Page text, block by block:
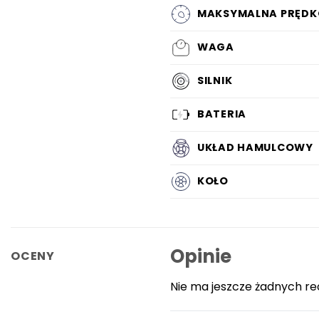
MAKSYMALNA
WAGA
SILNIK
BATERIA
UKŁAD HAMULCOWY
KOŁO
OCENY Opinie
Nie ma jeszcze żadnych